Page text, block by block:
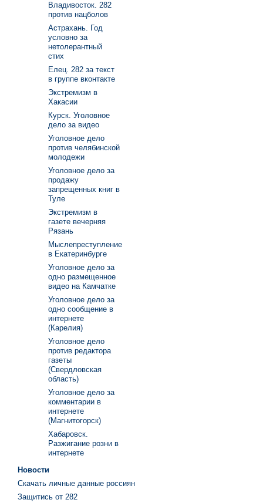
Владивосток. 282
против нацболов
Астрахань. Год
условно за
нетолерантный
стих
Елец. 282 за текст
в группе вконтакте
Экстремизм в
Хакасии
Курск. Уголовное
дело за видео
Уголовное дело
против челябинской
молодежи
Уголовное дело за
продажу
запрещенных книг в
Туле
Экстремизм в
газете вечерняя
Рязань
Мыслепреступление
в Екатеринбурге
Уголовное дело за
одно размещенное
видео на Камчатке
Уголовное дело за
одно сообщение в
интернете
(Карелия)
Уголовное дело
против редактора
газеты
(Свердловская
область)
Уголовное дело за
комментарии в
интернете
(Магнитогорск)
Хабаровск.
Разжигание розни в
интернете
Новости
Скачать личные данные россиян
Защитись от 282